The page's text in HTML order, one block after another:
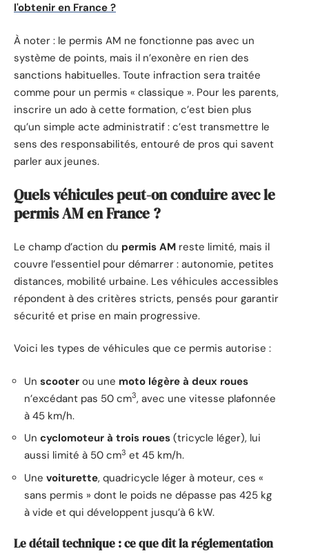
l'obtenir en France ?
À noter : le permis AM ne fonctionne pas avec un
système de points, mais il n’exonère en rien des
sanctions habituelles. Toute infraction sera traitée
comme pour un permis « classique ». Pour les parents,
inscrire un ado à cette formation, c’est bien plus
qu’un simple acte administratif : c’est transmettre le
sens des responsabilités, entouré de pros qui savent
parler aux jeunes.
Quels véhicules peut-on conduire avec le
permis AM en France ?
Le champ d’action du permis AM reste limité, mais il
couvre l’essentiel pour démarrer : autonomie, petites
distances, mobilité urbaine. Les véhicules accessibles
répondent à des critères stricts, pensés pour garantir
sécurité et prise en main progressive.
Voici les types de véhicules que ce permis autorise :
Un scooter ou une moto légère à deux roues
n’excédant pas 50 cm3, avec une vitesse plafonnée
à 45 km/h.
Un cyclomoteur à trois roues (tricycle léger), lui
aussi limité à 50 cm3 et 45 km/h.
Une voiturette, quadricycle léger à moteur, ces «
sans permis » dont le poids ne dépasse pas 425 kg
à vide et qui développent jusqu’à 6 kW.
Le détail technique : ce que dit la réglementation